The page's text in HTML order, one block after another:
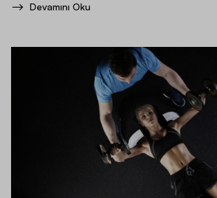
Devamını Oku